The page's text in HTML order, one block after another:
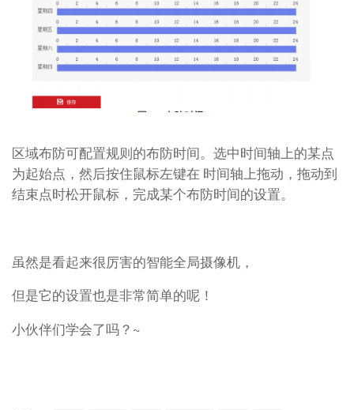
区域布防可配置规则的布防时间。选中时间轴上的某点
为起始点，然后按住鼠标左键在 时间轴上拖动，拖动到
结束点时松开鼠标，完成某个布防时间的设置。
虽然是看起来很厉害的智能全局摄像机，
但是它的设置也是非常简单的呢！
小伙伴们学会了吗？~